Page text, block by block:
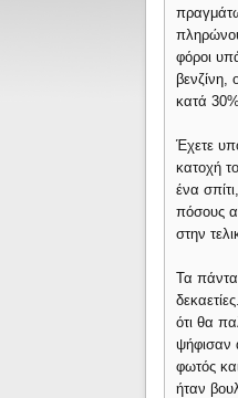
φόροι
βενζίνη,
κατά
Έχετε
κατοχή
ένα
πόσους
στην
Τα πάντα
ότι θα
ψήφισαν
φωτός
ήταν